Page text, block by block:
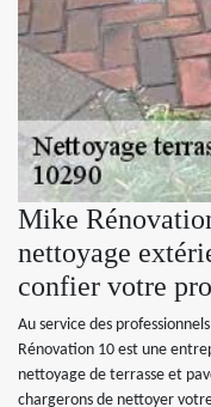
Mike
nettoyage
confier votre
Au service des
Rénovation 10 est une
nettoyage de terrasse et
chargerons de nettoyer